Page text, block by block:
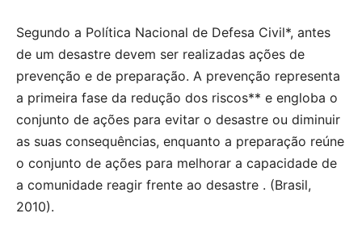
Segundo a Política Nacional de Defesa Civil*, antes
de um desastre devem ser realizadas ações de
prevenção e de preparação. A prevenção representa
a primeira fase da redução dos riscos** e engloba o
conjunto de ações para evitar o desastre ou diminuir
as suas consequências, enquanto a preparação reúne
o conjunto de ações para melhorar a capacidade de
a comunidade reagir frente ao desastre . (Brasil,
2010).